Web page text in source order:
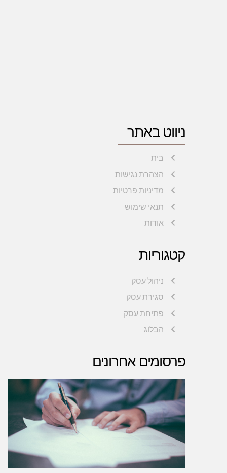
ניווט באתר
בית
הצהרת נגישות
מדיניות פרטיות
תנאי שימוש
אודות
קטגוריות
ניהול עסק
סגירת עסק
פתיחת עסק
הבלוג
פרסומים אחרונים